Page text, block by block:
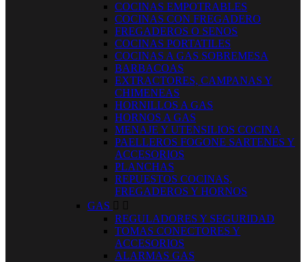
COCINAS EMPOTRABLES
COCINAS CON FREGADERO
FREGADEROS O SENOS
COCINAS PORTATILES
COCINAS A GAS SOBREMESA
BARBACOAS
EXTRACTORES, CAMPANAS Y
CHIMENEAS
HORNILLOS A GAS
HORNOS A GAS
MENAJE Y UTENSILIOS COCINA
PAELLEROS FOGONE SARTENES Y
ACCESORIOS
PLANCHAS
REPUESTOS COCINAS,
FREGADEROS Y HORNOS
GAS  
REGULADORES Y SEGURIDAD
TOMAS CONECTORES Y
ACCESORIOS
ALARMAS GAS